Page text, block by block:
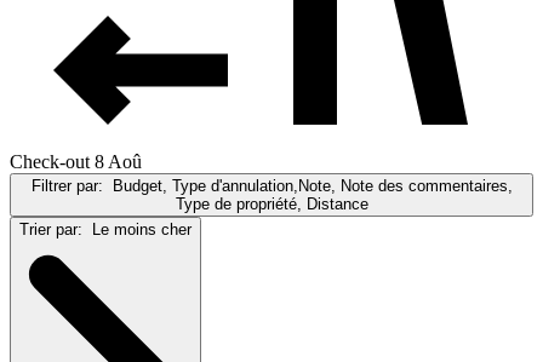
Check-out 8 Aoû
Filtrer par:
Budget, Type d'annulation,Note, Note des commentaires,
Type de propriété, Distance
Trier par:
Le moins cher